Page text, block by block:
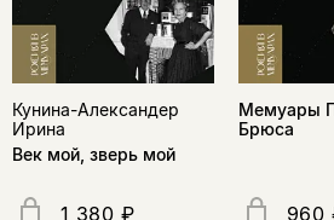
Кунина-Александер
Ирина
Век мой, зверь мой
1 380 ₽
Мемуары
Брюса
960